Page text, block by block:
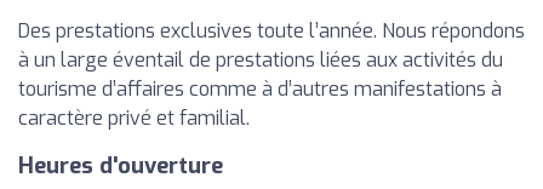
Des prestations exclusives toute l’année. Nous répondons
à un large éventail de prestations liées aux activités du
tourisme d’affaires comme à d’autres manifestations à
caractère privé et familial.
Heures d'ouverture